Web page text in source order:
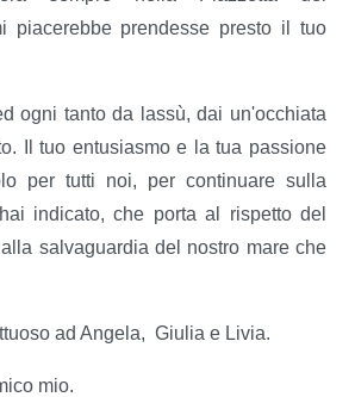
piacerebbe prendesse presto il tuo
ogni tanto da lassù, dai un'occhiata
Il tuo entusiasmo e la tua passione
per tutti noi, per continuare sulla
indicato, che porta al rispetto del
salvaguardia del nostro mare che
ad Angela, Giulia e Livia.
mio.